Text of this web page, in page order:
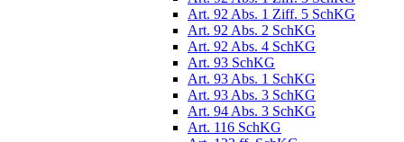
Art. 92 Abs. 1 Ziff. 5 SchKG
Art. 92 Abs. 2 SchKG
Art. 92 Abs. 4 SchKG
Art. 93 SchKG
Art. 93 Abs. 1 SchKG
Art. 93 Abs. 3 SchKG
Art. 94 Abs. 3 SchKG
Art. 116 SchKG